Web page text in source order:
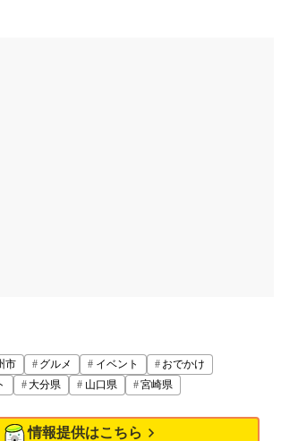
市 グルメ イベント
おでかけ
大分県 山口県 宮崎県
情報提供はこちら